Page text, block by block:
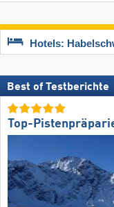
Hotels:
Best of Testberichte
Top-